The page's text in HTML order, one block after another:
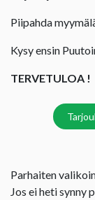
Piipahda
Kysy ensin
TERVETULOA !
Parhaiten
Jos ei heti synny